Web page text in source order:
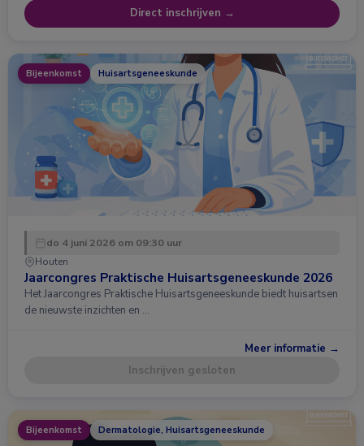
Direct inschrijven →
Bijeenkomst Huisartsgeneeskunde
do 4 juni 2026 om 09:30 uur
Houten
Jaarcongres Praktische Huisartsgeneeskunde 2026
Het Jaarcongres Praktische Huisartsgeneeskunde biedt huisartsen
de nieuwste inzichten en …
Meer informatie →
Inschrijven gesloten
Bijeenkomst Dermatologie, Huisartsgeneeskunde